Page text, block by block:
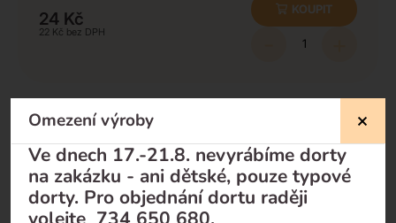
24 Kč
22 Kč
KOUPIT
Nevíte si rady?
Pomůžeme Vám
Omezení výroby
Ve dnech 17.-21.8. nevyrábíme dorty
na zakázku - ani dětské, pouze typové
dorty. Pro objednání dortu raději